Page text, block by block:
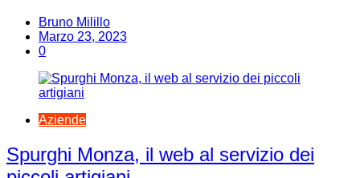
Bruno Milillo
Marzo 23, 2023
0
Aziende
Spurghi Monza, il web al servizio dei